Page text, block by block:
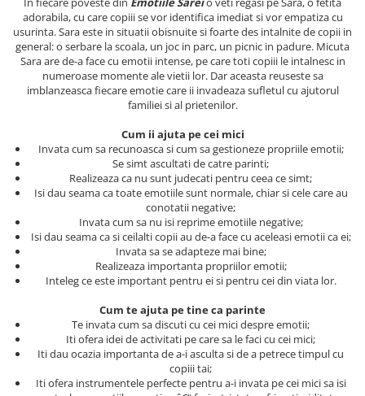
SealfHealing
Sport
Starea de bine
Terapii Alternative
Biografii, Memorii, Jurnale
Carti erotice
Carti pentru Adolescenti, Young
Adult
Crime, Thriller, Mistery
Literatura Romana
Poezie
Romane de dragoste, Carti
romantice
Senzatii/Dragoste
adorabila, cu care copiii se vor identifica imediat si vor empatiza cu
usurinta. Sara este in situatii obisnuite si foarte des intalnite de copii in
general: o serbare la scoala, un joc in parc, un picnic in padure. Micuta
Sara are de-a face cu emotii intense, pe care toti copiii le intalnesc in
numeroase momente ale vietii lor. Dar aceasta reuseste sa
imblanzeasca fiecare emotie care ii invadeaza sufletul cu ajutorul
familiei si al prietenilor.
Cum ii ajuta pe cei mici
Invata cum sa recunoasca si cum sa gestioneze propriile emotii;
Se simt ascultati de catre parinti;
Realizeaza ca nu sunt judecati pentru ceea ce simt;
Isi dau seama ca toate emotiile sunt normale, chiar si cele care au
conotatii negative;
Invata cum sa nu isi reprime emotiile negative;
Isi dau seama ca si ceilalti copii au de-a face cu aceleasi emotii ca ei;
Invata sa se adapteze mai bine;
Realizeaza importanta propriilor emotii;
Inteleg ce este important pentru ei si pentru cei din viata lor.
Cum te ajuta pe tine ca parinte
Te invata cum sa discuti cu cei mici despre emotii;
Iti ofera idei de activitati pe care sa le faci cu cei mici;
Iti dau ocazia importanta de a-i asculta si de a petrece timpul cu
copiii tai;
Iti ofera instrumentele perfecte pentru a-i invata pe cei mici sa isi